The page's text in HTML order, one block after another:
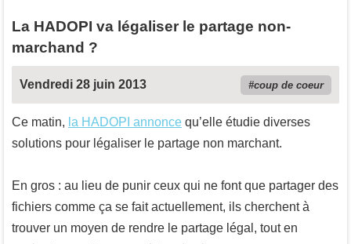
La HADOPI va légaliser le partage non-
marchand ?
Vendredi 28 juin 2013 coup de coeur
Ce matin, la HADOPI annonce qu’elle étudie diverses
solutions pour légaliser le partage non marchant.
En gros : au lieu de punir ceux qui ne font que partager des
fichiers comme ça se fait actuellement, ils cherchent à
trouver un moyen de rendre le partage légal, tout en